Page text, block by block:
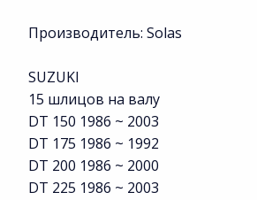
Производитель: Solas
SUZUKI
15 шлицов на валу
DT 150 1986 ~ 2003
DT 175 1986 ~ 1992
DT 200 1986 ~ 2000
DT 225 1986 ~ 2003